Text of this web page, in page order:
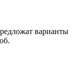
варианты